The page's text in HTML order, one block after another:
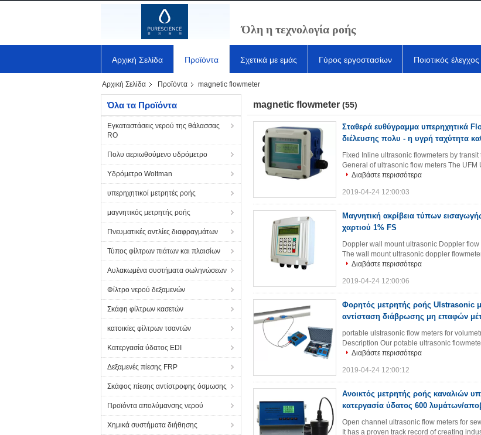
Όλη η τεχνολογία ροής
Αρχική Σελίδα Προϊόντα Σχετικά με εμάς Γύρος εργοστασίων Ποιοτικός έλεγχος
Αρχική Σελίδα Προϊόντα magnetic flowmeter
Όλα τα Προϊόντα
Εγκαταστάσεις νερού της θάλασσας
RO
Πολυ αεριωθούμενο υδρόμετρο
Υδρόμετρο Woltman
υπερηχητικοί μετρητές ροής
μαγνητικός μετρητής ροής
Πνευματικές αντλίες διαφραγμάτων
Τύπος φίλτρων πιάτων και πλαισίων
Αυλακωμένα συστήματα σωληνώσεων
Φίλτρο νερού δεξαμενών
Σκάφη φίλτρων κασετών
κατοικίες φίλτρων τσαντών
Κατεργασία ύδατος EDI
Δεξαμενές πίεσης FRP
Σκάφος πίεσης αντίστροφης όσμωσης
Προϊόντα απολύμανσης νερού
Χημικά συστήματα διήθησης
magnetic flowmeter (55)
Σταθερά ευθύγραμμα υπερηχητικά
διέλευσης πολυ - η υγρή ταχύτητα
Fixed Inline ultrasonic flowmeters by
General of ultrasonic flow meters The
Διαβάστε περισσότερα
2019-04-24 12:00:03
Μαγνητική ακρίβεια τύπων
χαρτιού 1% FS
Doppler wall mount ultrasonic Doppler
The wall mount ultrasonic doppler
Διαβάστε περισσότερα
2019-04-24 12:00:06
Φορητός μετρητής ροής Ulstrasonic
αντίσταση διάβρωσης μη επαφών
portable ulstrasonic flow meters for
Description Our potable ultrasonic
Διαβάστε περισσότερα
2019-04-24 12:00:12
Ανοικτός μετρητής ροής καναλιών
κατεργασία ύδατος 600 λυμάτων/
Open channel ultrasonic flow meters for
It has a proven track record of creating